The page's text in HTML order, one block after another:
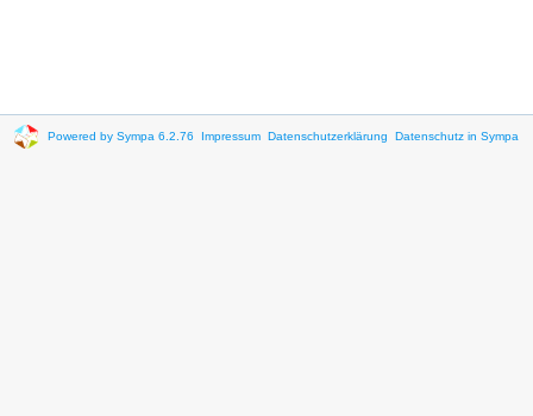
Powered by Sympa 6.2.76 Impressum Datenschutzerklärung Datenschutz in Sympa